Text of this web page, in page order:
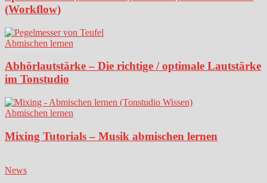
(Workflow)
Abmischen lernen
Abhörlautstärke – Die richtige / optimale Lautstärke
im Tonstudio
Abmischen lernen
Mixing Tutorials – Musik abmischen lernen
News